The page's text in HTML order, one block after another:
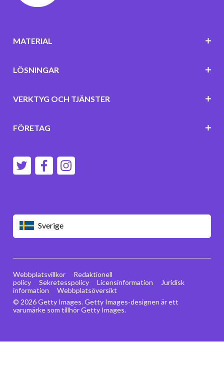
Sverige
MATERIAL
LÖSNINGAR
VERKTYG OCH TJÄNSTER
FÖRETAG
© 2026 Getty Images. Getty Images-designen är ett
varumärke som tillhör Getty Images.
Webbplatsvillkor
Redaktionell
policy
Sekretesspolicy Licensinformation
Juridisk
information
Webbplatsöversikt